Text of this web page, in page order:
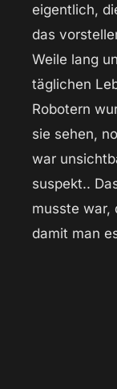
eigentlich,
das
Weile lang
täglichen
Robotern
sie sehen,
war
suspekt..
musste war,
damit man